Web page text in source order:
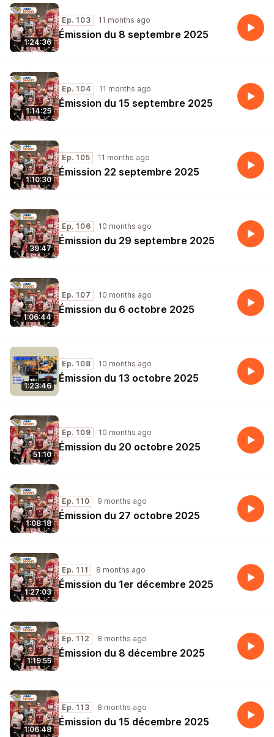
1:24:36
Ep. 103 11 months ago
Émission du 8 septembre 2025
1:14:25
Ep. 104 11 months ago
Émission du 15 septembre 2025
1:10:30
Ep. 105 11 months ago
Émission 22 septembre 2025
39:47
Ep. 106 10 months ago
Émission du 29 septembre 2025
1:06:44
Ep. 107 10 months ago
Émission du 6 octobre 2025
1:23:46
Ep. 108 10 months ago
Émission du 13 octobre 2025
51:10
Ep. 109 10 months ago
Émission du 20 octobre 2025
1:08:18
Ep. 110 9 months ago
Émission du 27 octobre 2025
1:27:03
Ep. 111 8 months ago
Émission du 1er décembre 2025
1:19:55
Ep. 112 8 months ago
Émission du 8 décembre 2025
1:06:48
Ep. 113 8 months ago
Émission du 15 décembre 2025